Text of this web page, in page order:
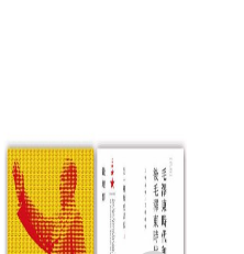
爪牙
NT$420
NT$ 332